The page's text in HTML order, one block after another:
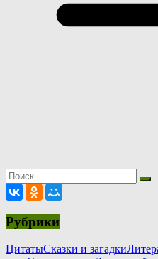
Рубрики
ЦитатыСказки и загадки